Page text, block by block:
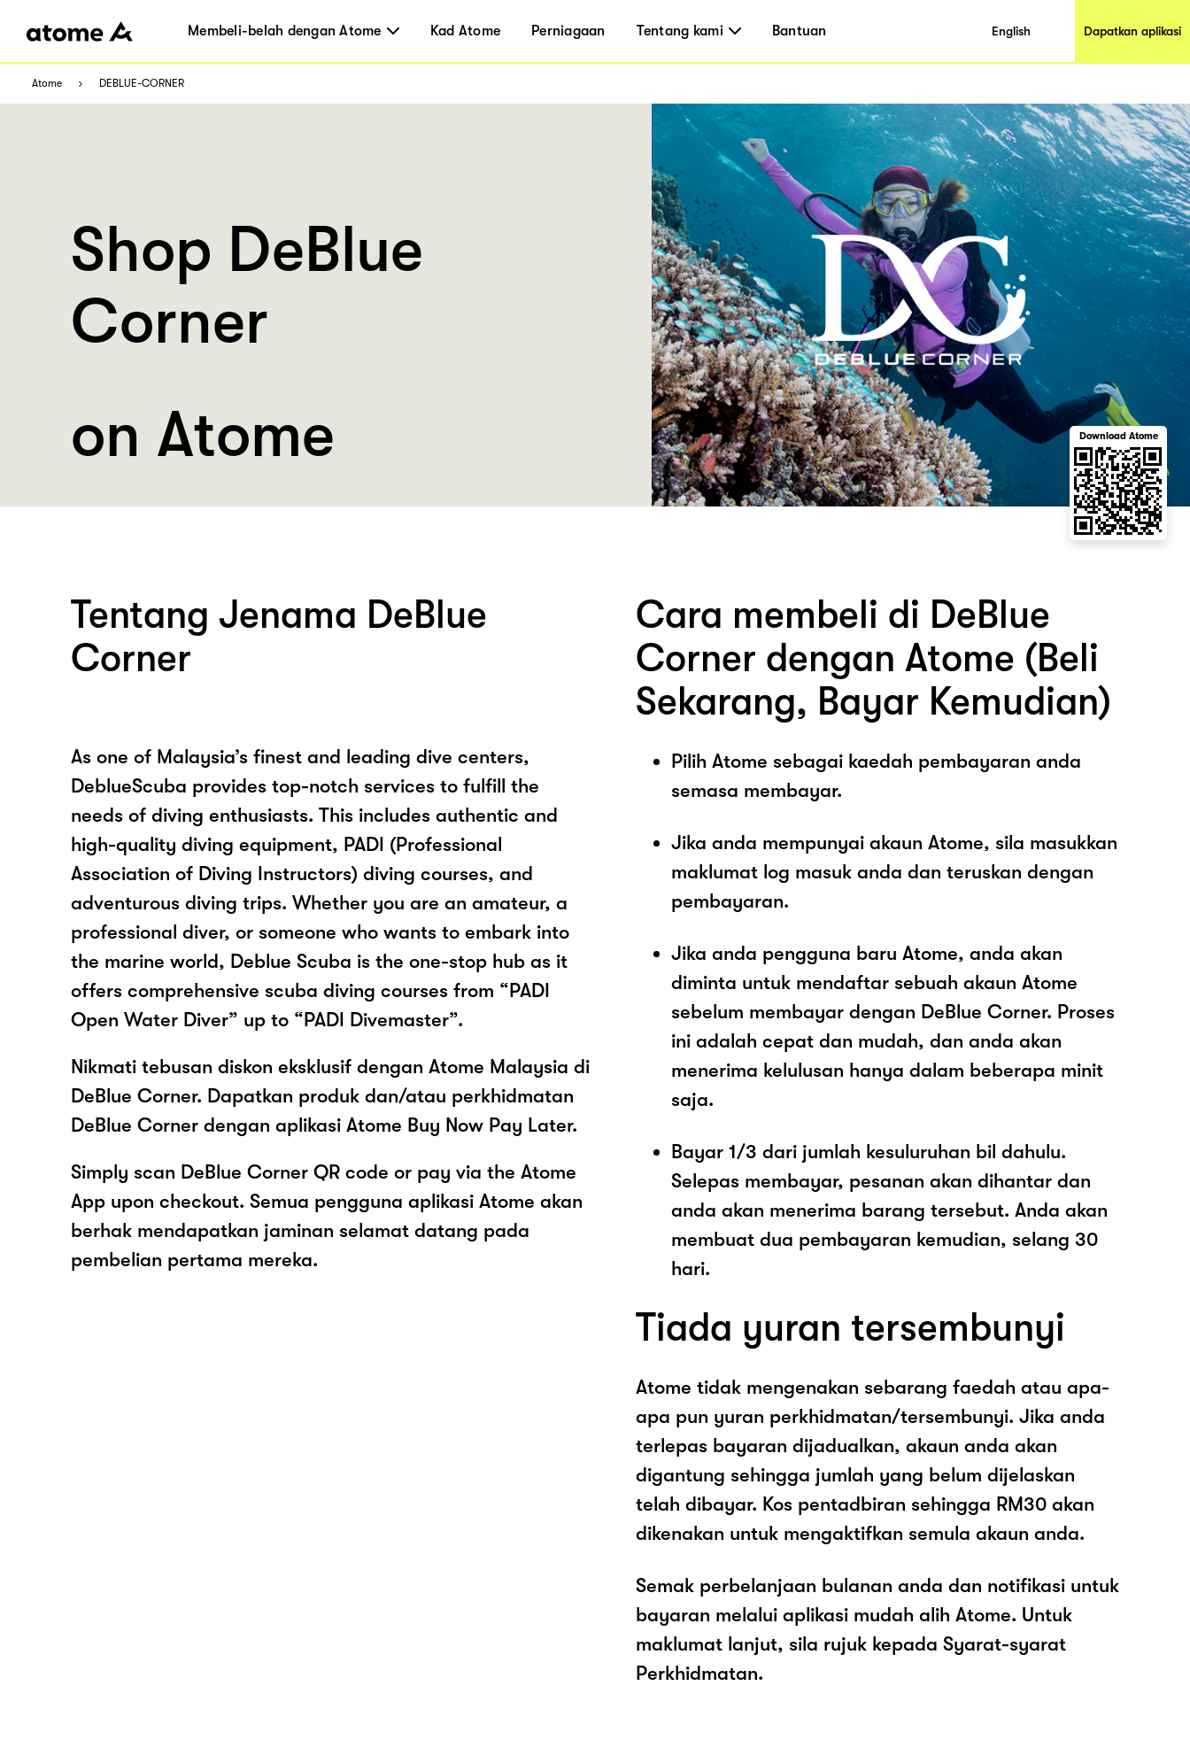
Membeli-belah dengan Atome Kad Atome Perniagaan Tentang kami Bantuan English Dapatkan aplikasi
Atome DEBLUE-CORNER
Shop DeBlue
Corner
on Atome
Download Atome
Tentang Jenama DeBlue
Corner
As one of Malaysia’s finest and leading dive centers,
DeblueScuba provides top-notch services to fulfill the
needs of diving enthusiasts. This includes authentic and
high-quality diving equipment, PADI (Professional
Association of Diving Instructors) diving courses, and
adventurous diving trips. Whether you are an amateur, a
professional diver, or someone who wants to embark into
the marine world, Deblue Scuba is the one-stop hub as it
offers comprehensive scuba diving courses from “PADI
Open Water Diver” up to “PADI Divemaster”.
Nikmati tebusan diskon eksklusif dengan Atome Malaysia di
DeBlue Corner. Dapatkan produk dan/atau perkhidmatan
DeBlue Corner dengan aplikasi Atome Buy Now Pay Later.
Simply scan DeBlue Corner QR code or pay via the Atome
App upon checkout. Semua pengguna aplikasi Atome akan
berhak mendapatkan jaminan selamat datang pada
pembelian pertama mereka.
Cara membeli di DeBlue
Corner dengan Atome (Beli
Sekarang, Bayar Kemudian)
Pilih Atome sebagai kaedah pembayaran anda
semasa membayar.
Jika anda mempunyai akaun Atome, sila masukkan
maklumat log masuk anda dan teruskan dengan
pembayaran.
Jika anda pengguna baru Atome, anda akan
diminta untuk mendaftar sebuah akaun Atome
sebelum membayar dengan DeBlue Corner. Proses
ini adalah cepat dan mudah, dan anda akan
menerima kelulusan hanya dalam beberapa minit
saja.
Bayar 1/3 dari jumlah kesuluruhan bil dahulu.
Selepas membayar, pesanan akan dihantar dan
anda akan menerima barang tersebut. Anda akan
membuat dua pembayaran kemudian, selang 30
hari.
Tiada yuran tersembunyi
Atome tidak mengenakan sebarang faedah atau apa-
apa pun yuran perkhidmatan/tersembunyi. Jika anda
terlepas bayaran dijadualkan, akaun anda akan
digantung sehingga jumlah yang belum dijelaskan
telah dibayar. Kos pentadbiran sehingga RM30 akan
dikenakan untuk mengaktifkan semula akaun anda.
Semak perbelanjaan bulanan anda dan notifikasi untuk
bayaran melalui aplikasi mudah alih Atome. Untuk
maklumat lanjut, sila rujuk kepada Syarat-syarat
Perkhidmatan.